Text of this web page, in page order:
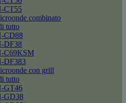
CT55
combinato
tutto
CD88
DF38
C69KSM
DF383
con grill
tutto
GT46
GD38